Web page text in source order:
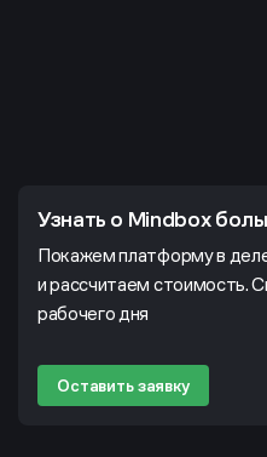
Узнать о Mindbox
Покажем платформу в
и рассчитаем стоимость.
рабочего дня
Оставить заявку